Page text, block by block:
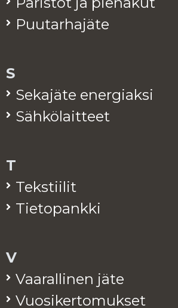
Puu­tar­ha­jä­te
S
Se­ka­jä­te ener­giak­si
Säh­kö­lait­teet
T
Teks­tii­lit
Tie­to­pank­ki
V
Vaa­ral­li­nen jäte
Vuo­si­ker­to­muk­set